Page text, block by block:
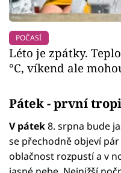
POČASÍ
Léto je zpátky.
°C, víkend ale
Pátek - první
V pátek8. srpna bude
se přechodně objeví
oblačnost rozpustí a v